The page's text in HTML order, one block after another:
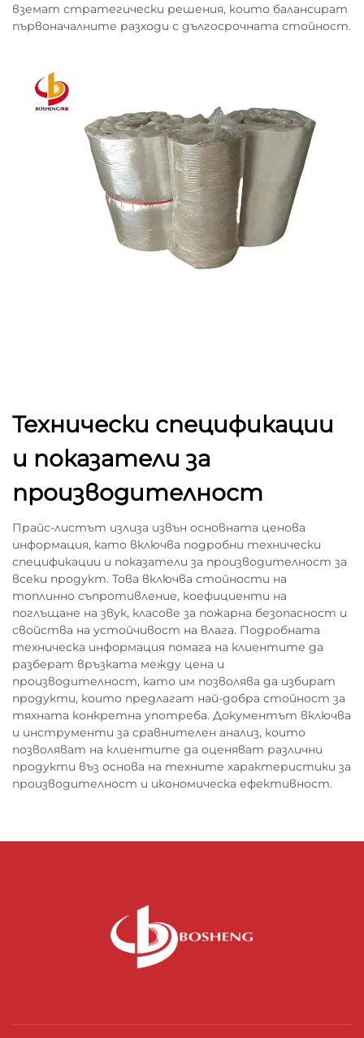
вземат стратегически решения, които балансират
първоначалните разходи с дългосрочната стойност.
Технически спецификации
и показатели за
производителност
Прайс-листът излиза извън основната ценова
информация, като включва подробни технически
спецификации и показатели за производителност за
всеки продукт. Това включва стойности на
топлинно съпротивление, коефициенти на
поглъщане на звук, класове за пожарна безопасност и
свойства на устойчивост на влага. Подробната
техническа информация помага на клиентите да
разберат връзката между цена и
производителност, като им позволява да избират
продукти, които предлагат най-добра стойност за
тяхната конкретна употреба. Документът включва
и инструменти за сравнителен анализ, които
позволяват на клиентите да оценяват различни
продукти въз основа на техните характеристики за
производителност и икономическа ефективност.